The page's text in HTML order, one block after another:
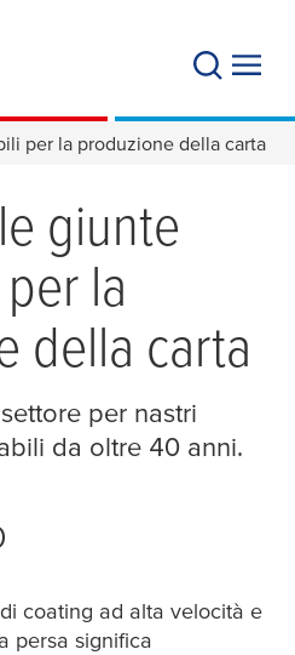
per la produzione della carta
giunte
la
della carta
per nastri
da oltre 40 anni.
coating ad alta velocità e
persa significa